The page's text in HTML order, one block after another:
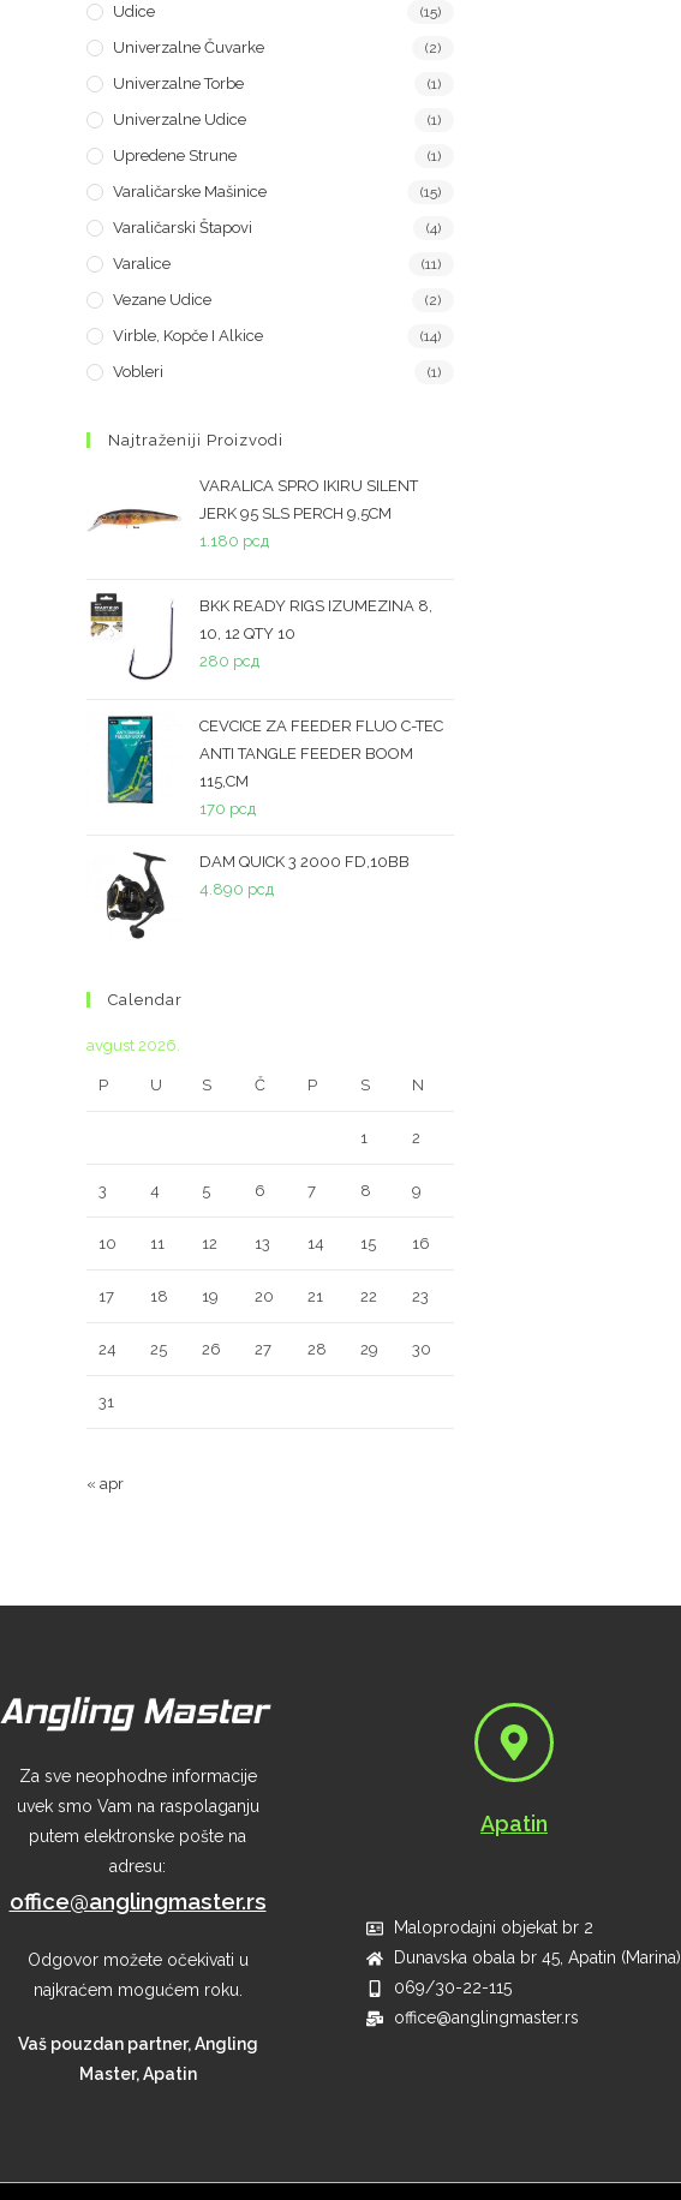
Udice (15)
Univerzalne Čuvarke (2)
Univerzalne Torbe (1)
Univerzalne Udice (1)
Upredene Strune (1)
Varaličarske Mašinice (15)
Varaličarski Štapovi (4)
Varalice (11)
Vezane Udice (2)
Virble, Kopče I Alkice (14)
Vobleri (1)
Najtraženiji Proizvodi
VARALICA SPRO IKIRU SILENT
JERK 95 SLS PERCH 9,5CM
1.180 рсд
BKK READY RIGS IZUMEZINA 8,
10, 12 QTY 10
280 рсд
CEVCICE ZA FEEDER FLUO C-TEC
ANTI TANGLE FEEDER BOOM
115,CM
170 рсд
DAM QUICK 3 2000 FD,10BB
4.890 рсд
Calendar
avgust 2026.
P U S Č P S N
1 2
3 4 5 6 7 8 9
10 11 12 13 14 15 16
17 18 19 20 21 22 23
24 25 26 27 28 29 30
31
« apr
Za sve neophodne informacije
uvek smo Vam na raspolaganju
putem elektronske pošte na
adresu:
office@anglingmaster.rs
Odgovor možete očekivati u
najkraćem mogućem roku.
Vaš pouzdan partner, Angling
Master, Apatin
Apatin
Maloprodajni objekat br 2
Dunavska obala br 45, Apatin (Marina)
069/30-22-115
office@anglingmaster.rs